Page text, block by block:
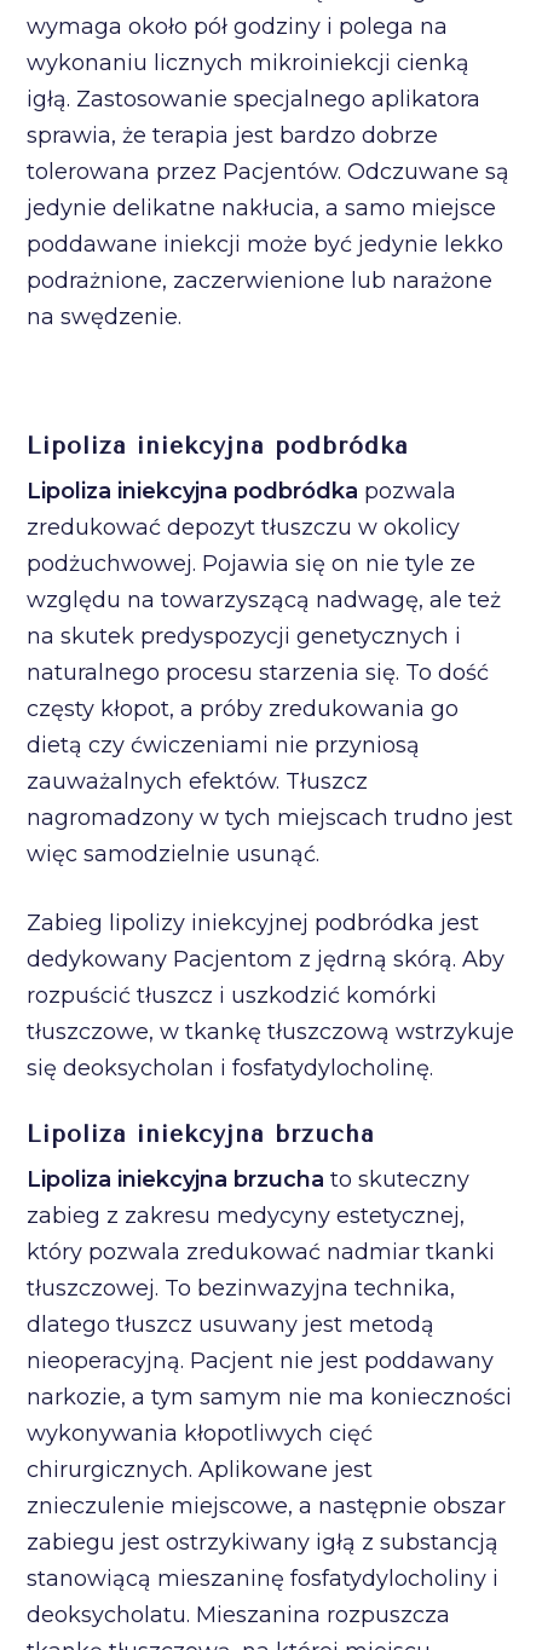
wymaga około pół godziny i polega na
wykonaniu licznych mikroiniekcji cienką
igłą. Zastosowanie specjalnego aplikatora
sprawia, że terapia jest bardzo dobrze
tolerowana przez Pacjentów. Odczuwane są
jedynie delikatne nakłucia, a samo miejsce
poddawane iniekcji może być jedynie lekko
podrażnione, zaczerwienione lub narażone
na swędzenie.
Lipoliza iniekcyjna podbródka
Lipoliza iniekcyjna podbródka pozwala
zredukować depozyt tłuszczu w okolicy
podżuchwowej. Pojawia się on nie tyle ze
względu na towarzyszącą nadwagę, ale też
na skutek predyspozycji genetycznych i
naturalnego procesu starzenia się. To dość
częsty kłopot, a próby zredukowania go
dietą czy ćwiczeniami nie przyniosą
zauważalnych efektów. Tłuszcz
nagromadzony w tych miejscach trudno jest
więc samodzielnie usunąć.
Zabieg lipolizy iniekcyjnej podbródka jest
dedykowany Pacjentom z jędrną skórą. Aby
rozpuścić tłuszcz i uszkodzić komórki
tłuszczowe, w tkankę tłuszczową wstrzykuje
się deoksycholan i fosfatydylocholinę.
Lipoliza iniekcyjna brzucha
Lipoliza iniekcyjna brzucha to skuteczny
zabieg z zakresu medycyny estetycznej,
który pozwala zredukować nadmiar tkanki
tłuszczowej. To bezinwazyjna technika,
dlatego tłuszcz usuwany jest metodą
nieoperacyjną. Pacjent nie jest poddawany
narkozie, a tym samym nie ma konieczności
wykonywania kłopotliwych cięć
chirurgicznych. Aplikowane jest
znieczulenie miejscowe, a następnie obszar
zabiegu jest ostrzykiwany igłą z substancją
stanowiącą mieszaninę fosfatydylocholiny i
deoksycholatu. Mieszanina rozpuszcza